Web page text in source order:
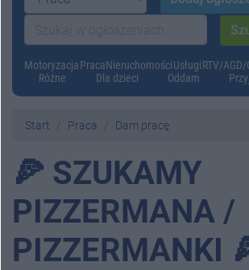
MotoryzacjaPracaNieruchomościUsługiRTV/AGD/
Różne
Dla dzieci Oddam
Start Praca Dam pracę
🍕 SZUKAMY
PIZZERMANA /
PIZZERMANKI